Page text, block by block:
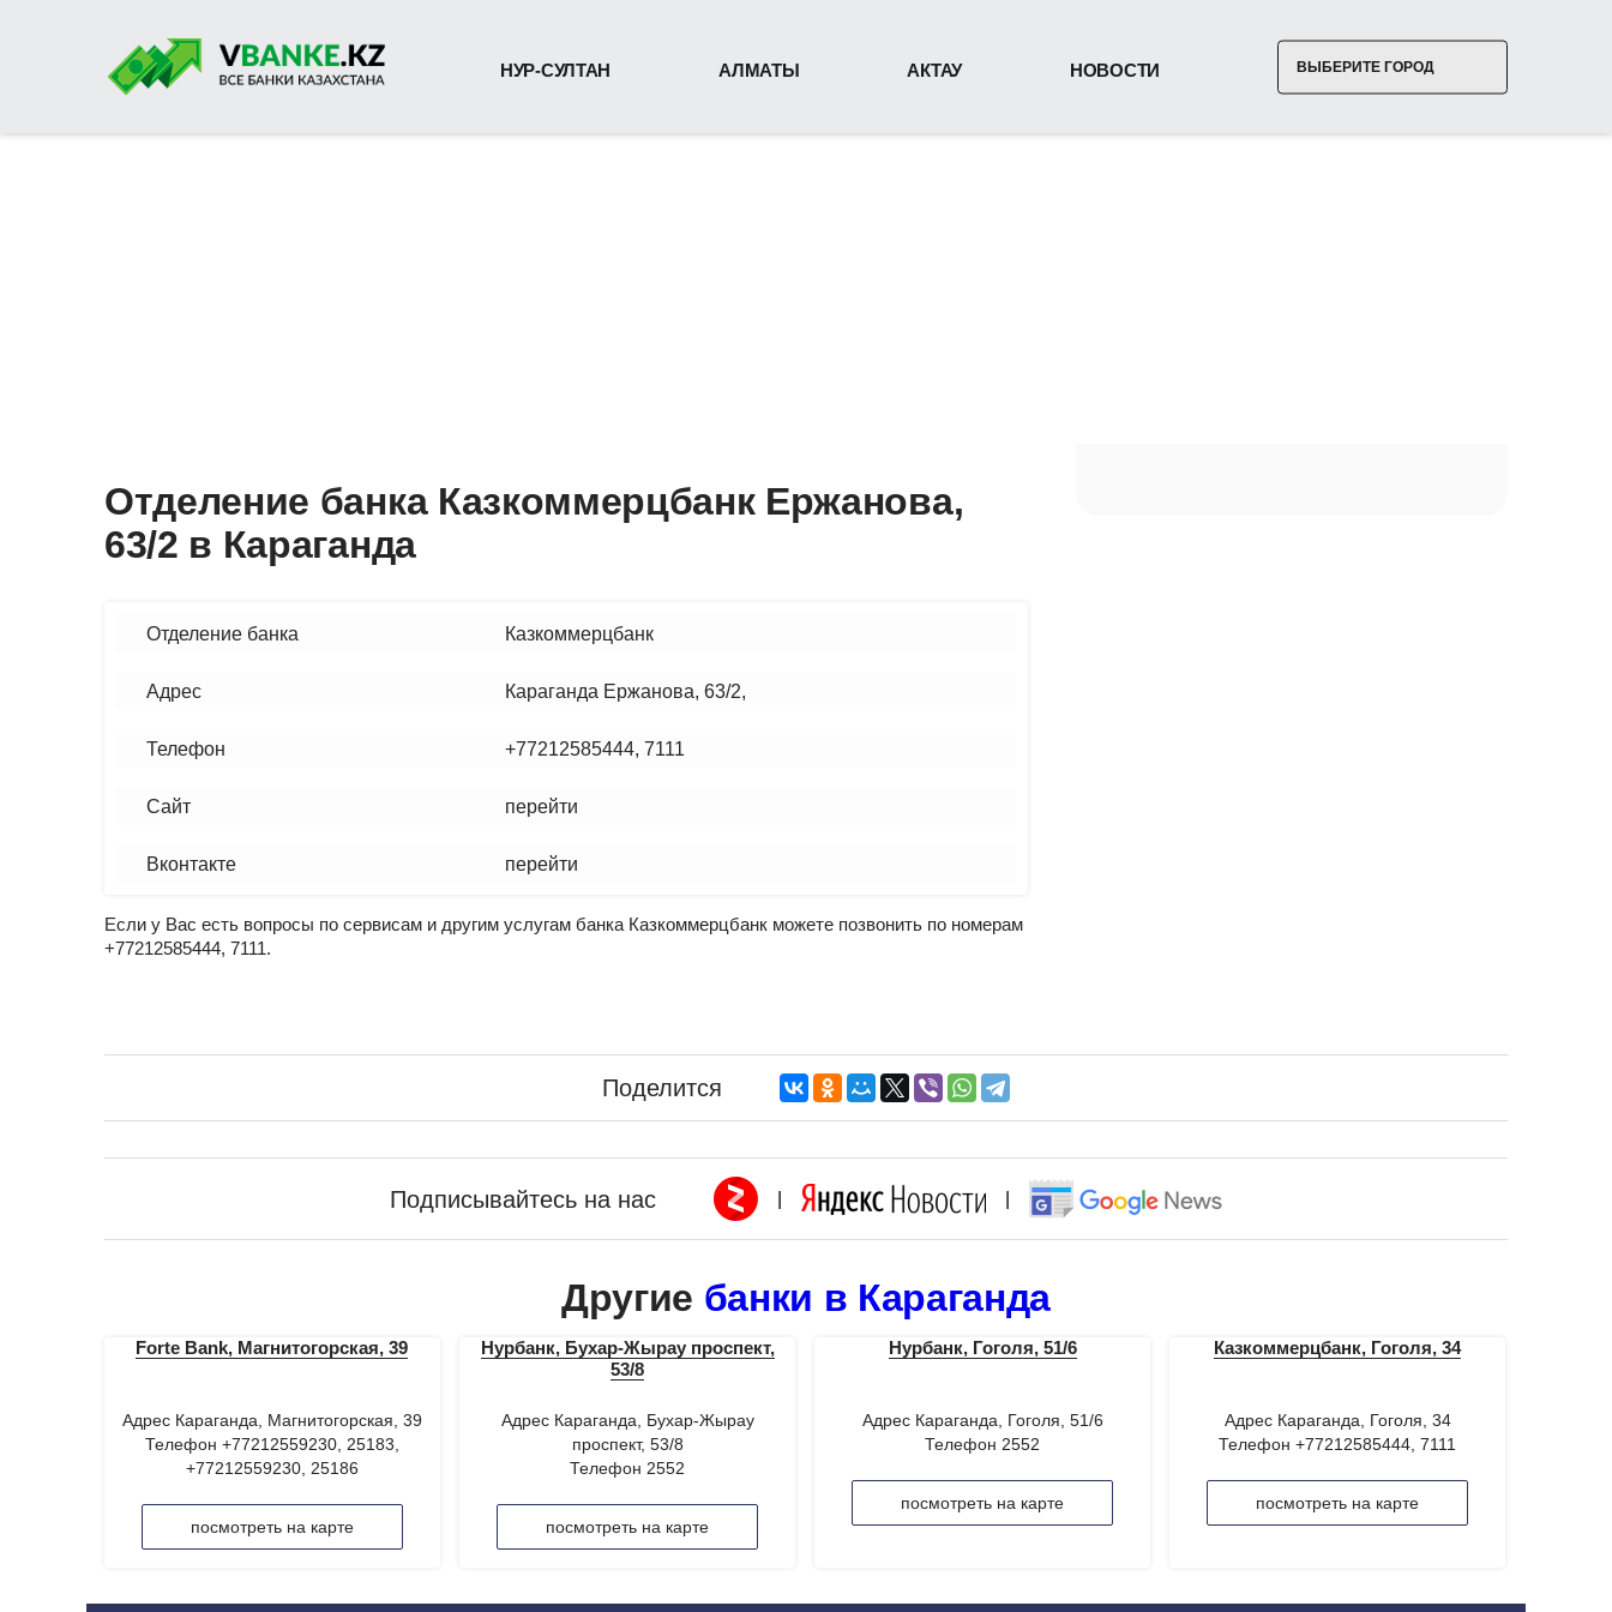
НУР-СУЛТАН АЛМАТЫ АКТАУ НОВОСТИ ВЫБЕРИТЕ ГОРОД
Отделение банка Казкоммерцбанк Ержанова,
63/2 в Караганда
Отделение банка Казкоммерцбанк
Адрес Караганда Ержанова, 63/2,
Телефон +77212585444, 7111
Сайт перейти
Вконтакте перейти
Если у Вас есть вопросы по сервисам и другим услугам банка Казкоммерцбанк можете позвонить по номерам
+77212585444, 7111.
Поделится
Подписывайтесь на нас
Другие банки в Караганда
Forte Bank, Магнитогорская, 39
Адрес Караганда, Магнитогорская, 39
Телефон +77212559230, 25183,
+77212559230, 25186
посмотреть на карте
Нурбанк, Бухар-Жырау проспект,
53/8
Адрес Караганда, Бухар-Жырау
проспект, 53/8
Телефон 2552
посмотреть на карте
Нурбанк, Гоголя, 51/6
Адрес Караганда, Гоголя, 51/6
Телефон 2552
посмотреть на карте
Казкоммерцбанк, Гоголя, 34
Адрес Караганда, Гоголя, 34
Телефон +77212585444, 7111
посмотреть на карте